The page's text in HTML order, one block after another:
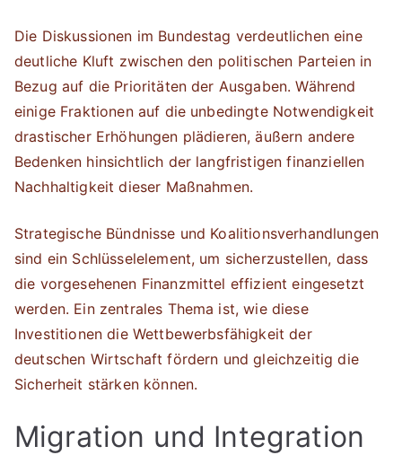
Die Diskussionen im Bundestag verdeutlichen eine
deutliche Kluft zwischen den politischen Parteien in
Bezug auf die Prioritäten der Ausgaben. Während
einige Fraktionen auf die unbedingte Notwendigkeit
drastischer Erhöhungen plädieren, äußern andere
Bedenken hinsichtlich der langfristigen finanziellen
Nachhaltigkeit dieser Maßnahmen.
Strategische Bündnisse und Koalitionsverhandlungen
sind ein Schlüsselelement, um sicherzustellen, dass
die vorgesehenen Finanzmittel effizient eingesetzt
werden. Ein zentrales Thema ist, wie diese
Investitionen die Wettbewerbsfähigkeit der
deutschen Wirtschaft fördern und gleichzeitig die
Sicherheit stärken können.
Migration und Integration